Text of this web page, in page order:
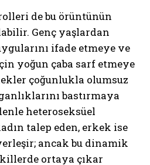
de bu örüntünün
Genç yaşlardan
ifade etmeye ve
yoğun çaba sarf etmeye
çoğunlukla olumsuz
bastırmaya
heteroseksüel
talep eden, erkek ise
ancak bu dinamik
ortaya çıkar